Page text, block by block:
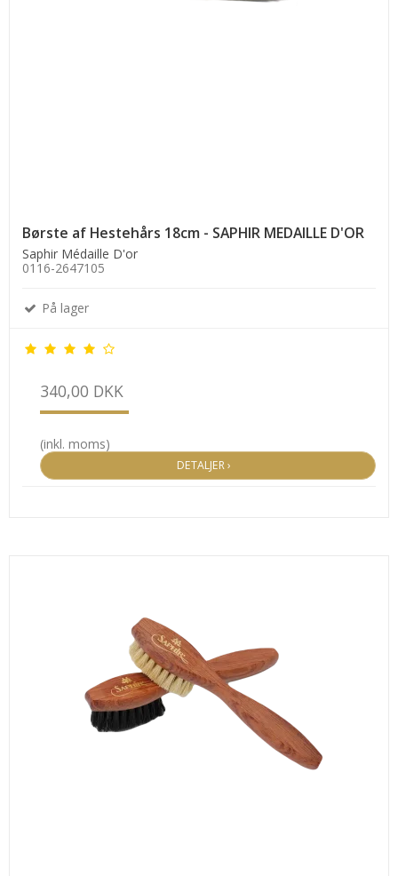
Børste af Hestehårs 18cm - SAPHIR MEDAILLE D'OR
Saphir Médaille D'or
0116-2647105
På lager
340,00 DKK
(inkl. moms)
DETALJER ›